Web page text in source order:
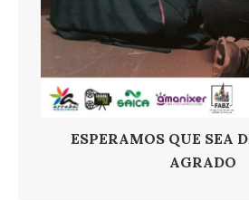
ESPERAMOS QUE SEA
AGRADO